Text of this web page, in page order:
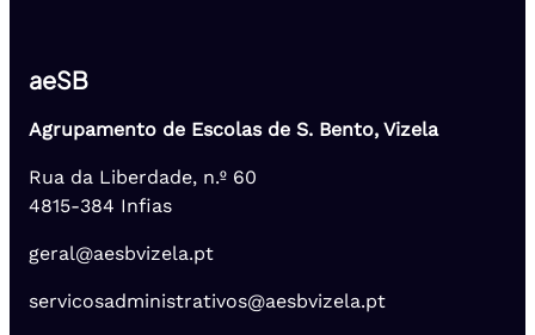
aeSB
Agrupamento de Escolas de S. Bento, Vizela
Rua da Liberdade, n.º 60
4815-384 Infias
geral@aesbvizela.pt
servicosadministrativos@aesbvizela.pt